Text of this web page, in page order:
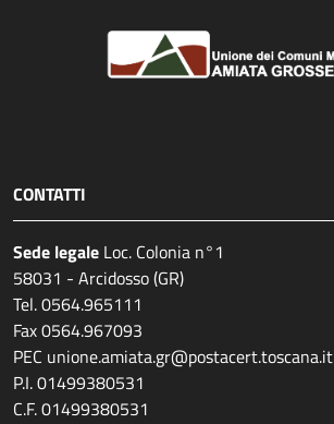
CONTATTI
Sede legale Loc. Colonia n°1
58031 - Arcidosso (GR)
Tel. 0564.965111
Fax 0564.967093
PEC unione.amiata.gr@postacert.toscana.it
P.I. 01499380531
C.F. 01499380531